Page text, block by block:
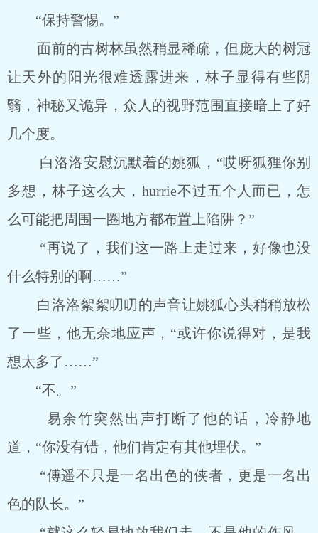
“保持警惕。”
面前的古树林虽然稍显稀疏，但庞大的树冠
让天外的阳光很难透露进来，林子显得有些阴
翳，神秘又诡异，众人的视野范围直接暗上了好
几个度。
白洛洛安慰沉默着的姚狐，“哎呀狐狸你别
多想，林子这么大，hurrie不过五个人而已，怎
么可能把周围一圈地方都布置上陷阱？”
“再说了，我们这一路上走过来，好像也没
什么特别的啊……”
白洛洛絮絮叨叨的声音让姚狐心头稍稍放松
了一些，他无奈地应声，“或许你说得对，是我
想太多了……”
“不。”
易余竹突然出声打断了他的话，冷静地
道，“你没有错，他们肯定有其他埋伏。”
“傅遥不只是一名出色的侠者，更是一名出
色的队长。”